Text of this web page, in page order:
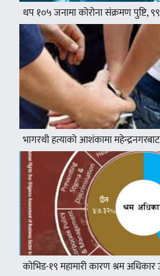
थप १०५ जनामा कोरोना संक्रमण पुष्टि,
भागरथी हत्याको आशंकामा
कोभिड-१९ महामारी कारण श्रम